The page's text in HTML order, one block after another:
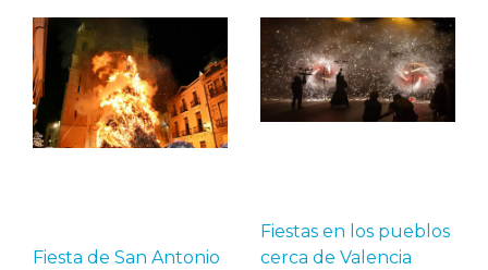
Fiesta de San Antonio
Fiestas en los pueblos
cerca de Valencia